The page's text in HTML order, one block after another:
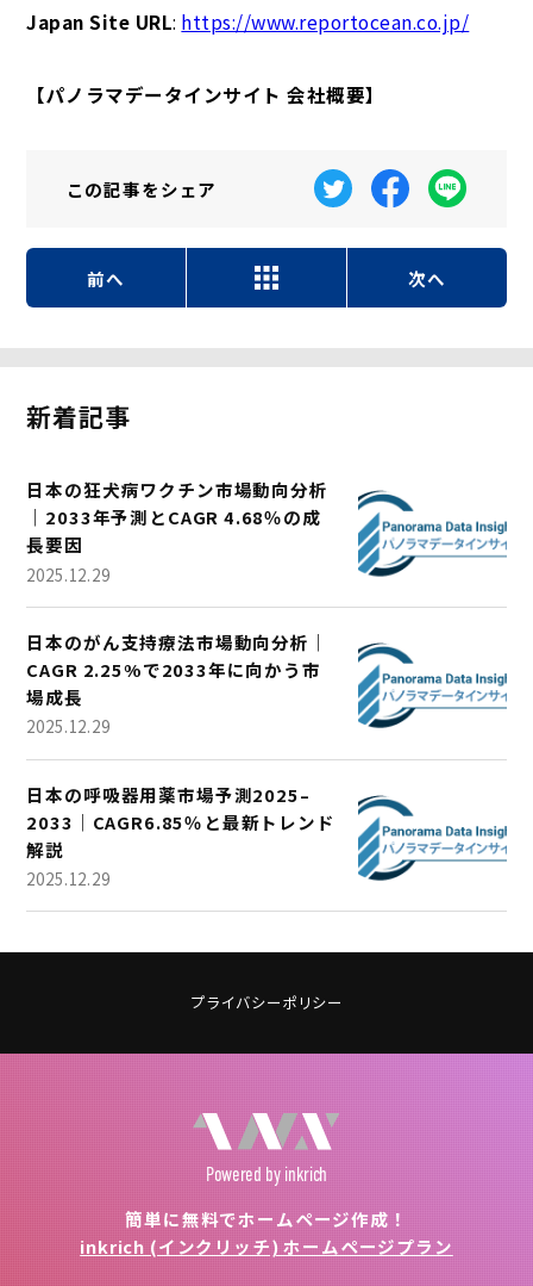
Japan Site URL: https://www.reportocean.co.jp/
【パノラマデータインサイト 会社概要】
この記事をシェア
前へ 次へ
新着記事
日本の狂犬病ワクチン市場動向分析
｜2033年予測とCAGR 4.68％の成
長要因
2025.12.29
日本のがん支持療法市場動向分析｜
CAGR 2.25%で2033年に向かう市
場成長
2025.12.29
日本の呼吸器用薬市場予測2025–
2033｜CAGR6.85％と最新トレンド
解説
2025.12.29
プライバシーポリシー
Powered by inkrich
簡単に無料でホームページ作成！
inkrich (インクリッチ) ホームページプラン